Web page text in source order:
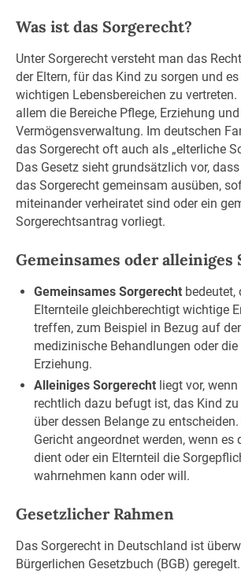
Was ist das Sorgerecht?
Unter Sorgerecht versteht man das
der Eltern, für das Kind zu sorgen und
wichtigen Lebensbereichen zu
allem die Bereiche Pflege, Erziehung und
Vermögensverwaltung. Im deutschen
das Sorgerecht oft auch als „elterliche
Das Gesetz sieht grundsätzlich vor,
das Sorgerecht gemeinsam ausüben,
miteinander verheiratet sind oder ein
Sorgerechtsantrag vorliegt.
Gemeinsames oder alleiniges
Gemeinsames Sorgerecht bedeutet,
Elternteile gleichberechtigt wichtige
treffen, zum Beispiel in Bezug auf
medizinische Behandlungen oder
Erziehung.
Alleiniges Sorgerecht liegt vor,
rechtlich dazu befugt ist, das Kind zu
über dessen Belange zu
Gericht angeordnet werden, wenn es
dient oder ein Elternteil die
wahrnehmen kann oder will.
Gesetzlicher Rahmen
Das Sorgerecht in Deutschland ist
Bürgerlichen Gesetzbuch (BGB)